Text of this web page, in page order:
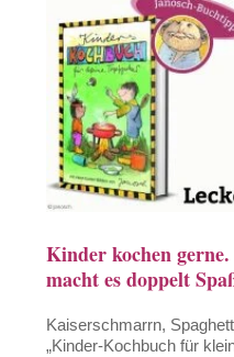
Kinder kochen
macht es doppelt
Kaiserschmarrn,
„Kinder-Kochbuch für